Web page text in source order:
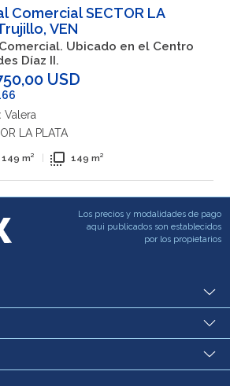
Comercial SECTOR LA
VEN
en el Centro
Díaz II.
USD
Valera
LA PLATA
149 m² flip_to_front 149 m²
Los precios y modalidades de pago
aqui publicados son establecidos
por los propietarios